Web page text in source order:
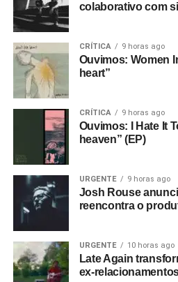
colaborativo com
CRÍTICA 9 horas ago
Ouvimos: Women
heart”
CRÍTICA 9 horas ago
Ouvimos: I Hate It
heaven” (EP)
URGENTE 9 horas ago
Josh Rouse
reencontra o
URGENTE 10 horas ago
Late Again
ex-